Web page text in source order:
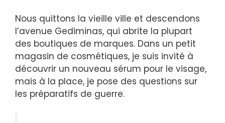
Nous quittons la vieille ville et descendons
l’avenue Gediminas, qui abrite la plupart
des boutiques de marques. Dans un petit
magasin de cosmétiques, je suis invité à
découvrir un nouveau sérum pour le visage,
mais à la place, je pose des questions sur
les préparatifs de guerre.